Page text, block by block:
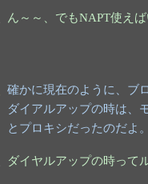
ん～～、でもNAPT使え
確かに現在のように、ブ
ダイアルアップの時は、
とプロキシだったのだよ。
ダイヤルアップの時って